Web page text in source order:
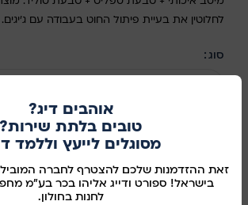
אוהבים דיג?
טובים בלתת שירות?
מסוגלים לייעץ וללמד
זאת ההזדמנות שלכם להצטרף לחברה
בישראל! ספורט ודייג אליהו בכר בע"מ
לחנות בחולון.
לחלוטין את בעיית פיתול החוט בעבודה עם ג'יגים.
סוג
הוספה לסל
קנו עכשיו